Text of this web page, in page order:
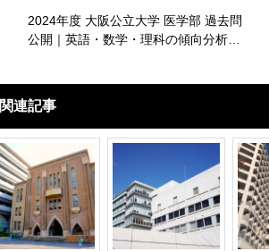
2024年度 大阪公立大学 医学部 過去問
公開｜英語・数学・理科の傾向分析に
関連記事